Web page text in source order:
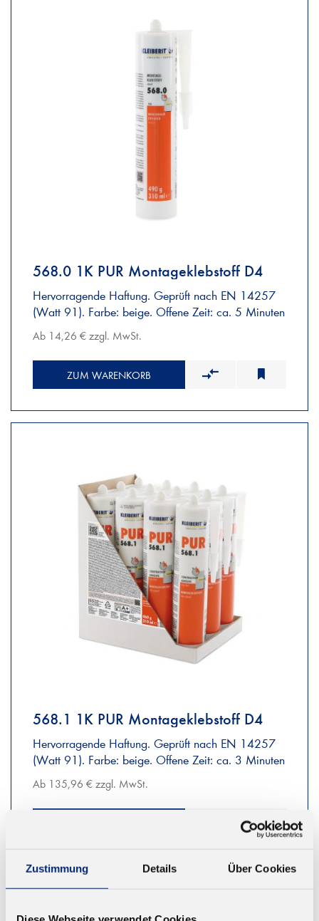
Zustimmung Details Über Cookies
568.0 1K PUR Montageklebstoff D4
Hervorragende Haftung. Geprüft nach EN 14257
(Watt 91). Farbe: beige. Offene Zeit: ca. 5 Minuten
Ab 14,26 € zzgl. MwSt.
ZUM WARENKORB
568.1 1K PUR Montageklebstoff D4
Hervorragende Haftung. Geprüft nach EN 14257
(Watt 91). Farbe: beige. Offene Zeit: ca. 3 Minuten
Ab 135,96 € zzgl. MwSt.